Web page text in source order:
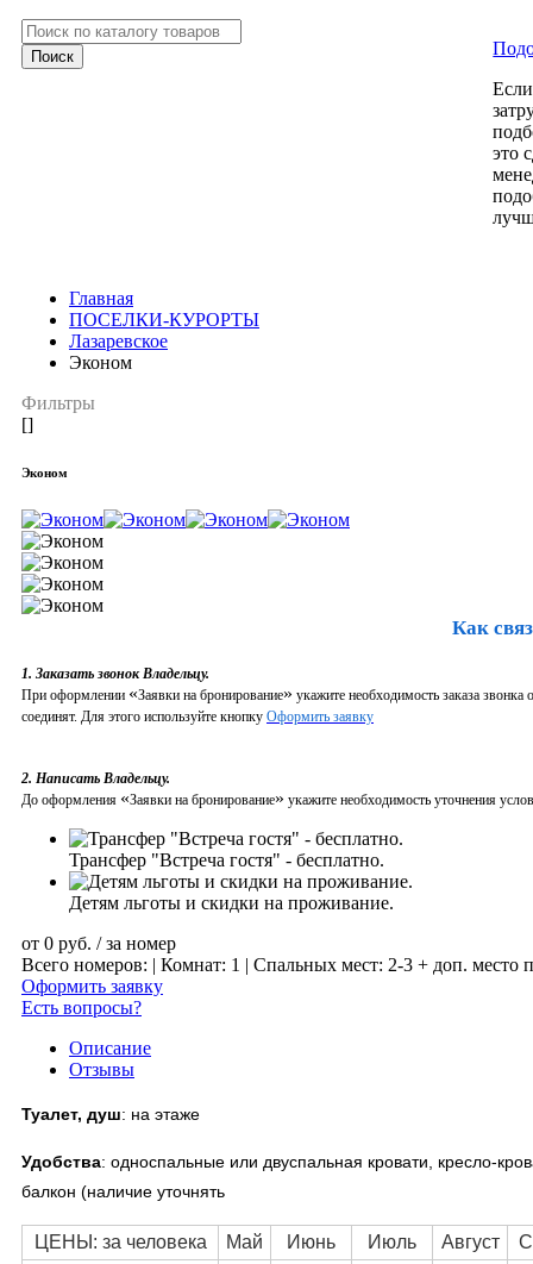
это
Главная
ПОСЕЛКИ-КУРОРТЫ
Лазаревское
Эконом
Фильтры
[]
Эконом
Как
1. Заказать звонок Владельцу.
При оформлении «Заявки на бронирование» укажите необходимость заказа звонка
соединят. Для этого используйте кнопку Оформить заявку
2. Написать Владельцу.
До оформления «Заявки на бронирование» укажите необходимость уточнения
Трансфер "Встреча гостя" - бесплатно.
Детям льготы и скидки на проживание.
от 0 руб. / за номер
Всего номеров: | Комнат: 1 | Спальных мест: 2-3 + доп. место
Оформить заявку
Есть вопросы?
Описание
Отзывы
Туалет, душ: на этаже
Удобства: односпальные или двуспальная кровати, кресло-
балкон (наличие уточнять
ЦЕНЫ: за человека Май Июнь Июль Август